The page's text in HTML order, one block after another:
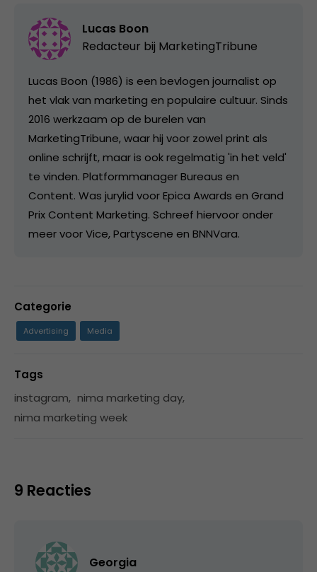
Lucas Boon
Redacteur bij MarketingTribune
Lucas Boon (1986) is een bevlogen journalist op
het vlak van marketing en populaire cultuur. Sinds
2016 werkzaam op de burelen van
MarketingTribune, waar hij voor zowel print als
online schrijft, maar is ook regelmatig 'in het veld'
te vinden. Platformmanager Bureaus en
Content. Was jurylid voor Epica Awards en Grand
Prix Content Marketing. Schreef hiervoor onder
meer voor Vice, Partyscene en BNNVara.
Categorie
Advertising Media
Tags
instagram, nima marketing day,
nima marketing week
9 Reacties
Georgia